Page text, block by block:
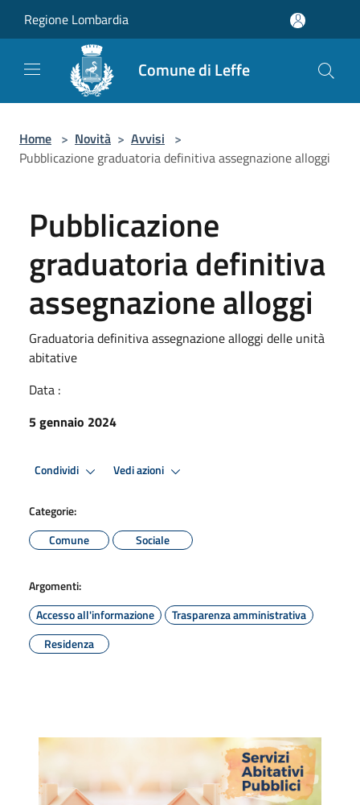
Regione Lombardia
Comune di Leffe
Home > Novità > Avvisi >
Pubblicazione graduatoria definitiva assegnazione alloggi
Pubblicazione
graduatoria definitiva
assegnazione alloggi
Graduatoria definitiva assegnazione alloggi delle unità
abitative
Data :
5 gennaio 2024
Condividi Vedi azioni
Categorie:
Comune
Sociale
Argomenti:
Accesso all'informazione
Trasparenza amministrativa
Residenza